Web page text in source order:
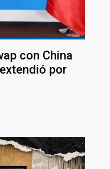
con China
por